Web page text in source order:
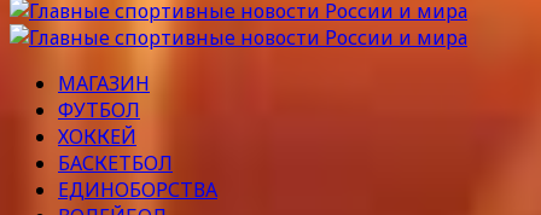
МАГАЗИН
ФУТБОЛ
ХОККЕЙ
БАСКЕТБОЛ
ЕДИНОБОРСТВА